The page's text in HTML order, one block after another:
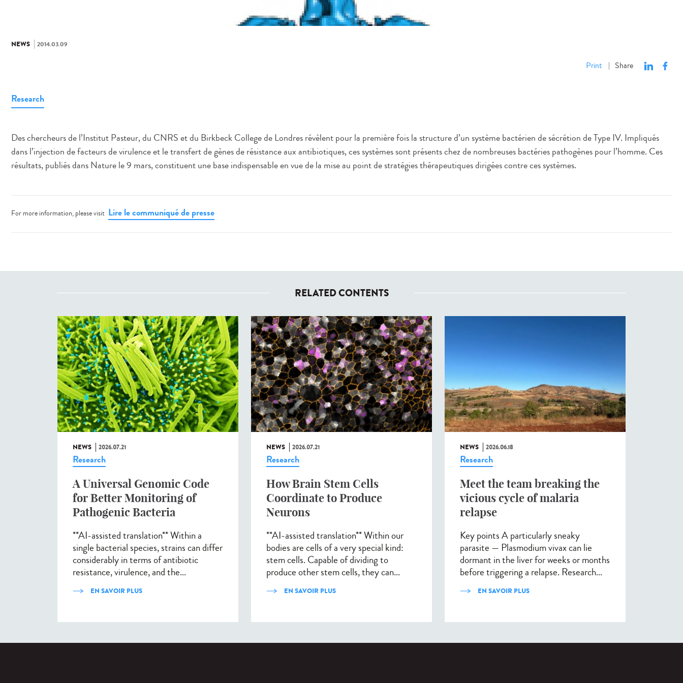
NEWS 2014.03.09
Print | Share
Research
Des chercheurs de l’Institut Pasteur, du CNRS et du Birkbeck College de Londres révèlent pour la première fois la structure d’un système bactérien de sécrétion de Type IV. Impliqués
dans l’injection de facteurs de virulence et le transfert de gènes de résistance aux antibiotiques, ces systèmes sont présents chez de nombreuses bactéries pathogènes pour l’homme. Ces
résultats, publiés dans Nature le 9 mars, constituent une base indispensable en vue de la mise au point de stratégies thérapeutiques dirigées contre ces systèmes.
For more information, please visit Lire le communiqué de presse
RELATED CONTENTS
NEWS 2026.07.21
Research
A Universal Genomic Code
for Better Monitoring of
Pathogenic Bacteria
**AI-assisted translation** Within a
single bacterial species, strains can differ
considerably in terms of antibiotic
resistance, virulence, and the...
EN SAVOIR PLUS
NEWS 2026.07.21
Research
How Brain Stem Cells
Coordinate to Produce
Neurons
**AI-assisted translation** Within our
bodies are cells of a very special kind:
stem cells. Capable of dividing to
produce other stem cells, they can...
EN SAVOIR PLUS
NEWS 2026.06.18
Research
Meet the team breaking the
vicious cycle of malaria
relapse
Key points A particularly sneaky
parasite — Plasmodium vivax can lie
dormant in the liver for weeks or months
before triggering a relapse. Research...
EN SAVOIR PLUS